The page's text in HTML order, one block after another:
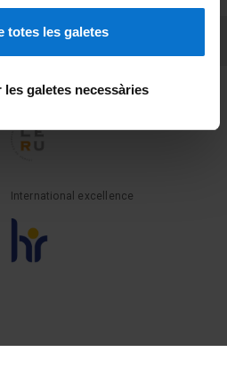
totes les galetes
galetes necessàries
Member of the
International excellence